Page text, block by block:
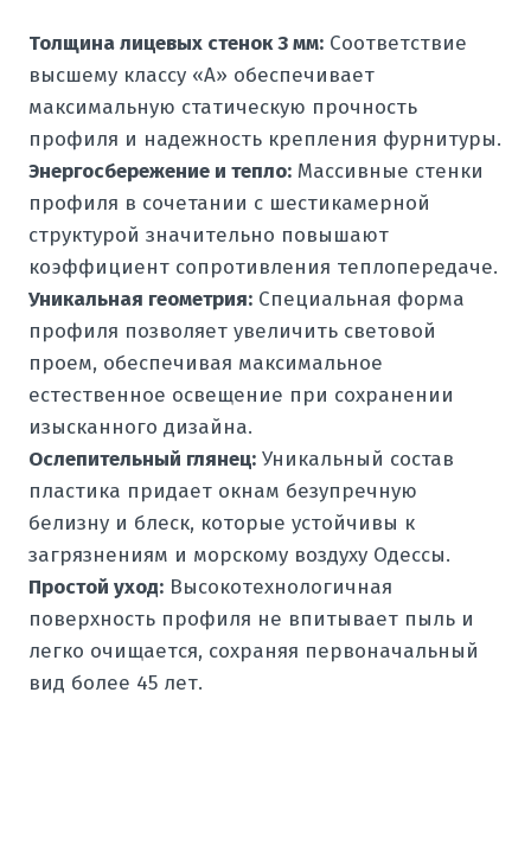
Толщина лицевых стенок 3 мм: Соответствие
высшему классу «А» обеспечивает
максимальную статическую прочность
профиля и надежность крепления фурнитуры.
Энергосбережение и тепло: Массивные стенки
профиля в сочетании с шестикамерной
структурой значительно повышают
коэффициент сопротивления теплопередаче.
Уникальная геометрия: Специальная форма
профиля позволяет увеличить световой
проем, обеспечивая максимальное
естественное освещение при сохранении
изысканного дизайна.
Ослепительный глянец: Уникальный состав
пластика придает окнам безупречную
белизну и блеск, которые устойчивы к
загрязнениям и морскому воздуху Одессы.
Простой уход: Высокотехнологичная
поверхность профиля не впитывает пыль и
легко очищается, сохраняя первоначальный
вид более 45 лет.